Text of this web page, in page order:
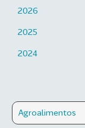
2026
2025
2024
Agroalimentos